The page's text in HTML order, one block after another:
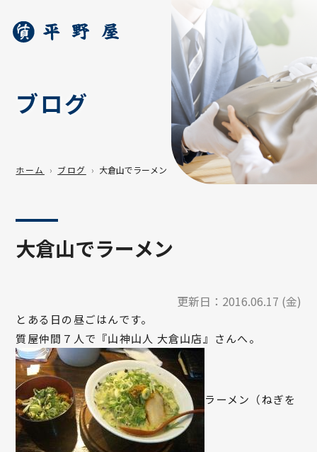
ブログ
ホーム ブログ 大倉山でラーメン
大倉山でラーメン
更新日： 2016.06.17 (金)
とある日の昼ごはんです。
質屋仲間７人で『山神山人 大倉山店』さんへ。
ラーメン（ねぎを